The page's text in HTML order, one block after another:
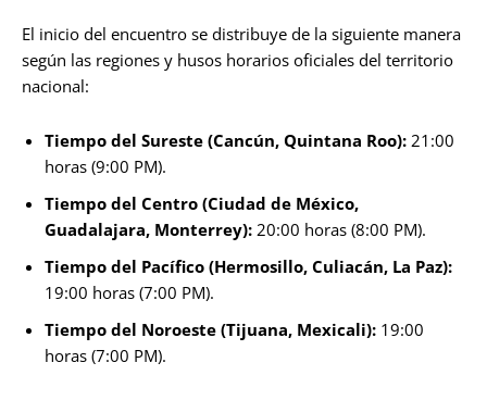
El inicio del encuentro se distribuye de la siguiente manera
según las regiones y husos horarios oficiales del territorio
nacional:
Tiempo del Sureste (Cancún, Quintana Roo): 21:00
horas (9:00 PM).
Tiempo del Centro (Ciudad de México,
Guadalajara, Monterrey): 20:00 horas (8:00 PM).
Tiempo del Pacífico (Hermosillo, Culiacán, La Paz):
19:00 horas (7:00 PM).
Tiempo del Noroeste (Tijuana, Mexicali): 19:00
horas (7:00 PM).